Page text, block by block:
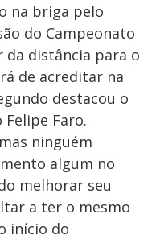
na briga pelo
do Campeonato
da distância para o
de acreditar na
destacou o
Faro.
ninguém
algum no
melhorar seu
a ter o mesmo
início do